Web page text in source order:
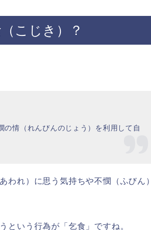
こじき）？
情（れんびんのじょう）を利用して自
われ）に思う気持ちや不憫（ふびん）
という行為が「乞食」ですね。